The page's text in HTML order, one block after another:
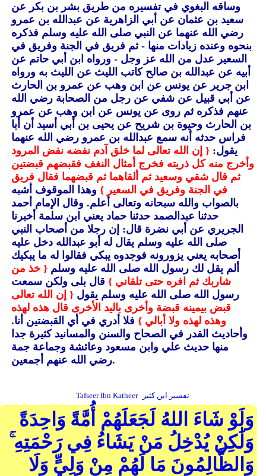
وساقه البغوي في تفسيره من طريق بشر بن بكر عن
سعيد بن عثمان عن أبي الزاهرية عن عبدالله بن عمرو
رضي الله عنهما عن النبي صلى الله عليه وسلم فذكره
بنحوه وعنده زيادات منها - ثم فريق في الجنة وفريق في
السعير عدل من الله عز وجل - ورواه ابن أبي حاتم عن
أبيه عن عبدالله بن صالح كاتب الليث عن الليث به ورواه
ابن جرير عن يونس عن ابن وهب عن عمرو بن الحارث
عن أبي قبيل عن شفي عن رجل من الصحابة رضي الله
عنهم فذكره ثم روى عن يونس عن ابن وهب عن عمرو
بن الحارث وحيوة بن شريح عن يحيى بن أبي أسيد أن أبا
فراس حدثه أنه سمع عبدالله بن عمرو رضي الله عنهما
يقول: { إن الله تعالى لما خلق آدم نفضه نفض المرود
وأخرج منه كل ذريته فخرج أمثال النغف فقبضهم قبضتين
ثم قال شقي وسعيد ثم ألقاهما ثم قبضهما فقال فريق
في الجنة وفريق في السعير }وهذا الموقوف أشبه
بالصواب والله سبحانه وتعالى أعلم.وقال الإمام أحمد
حدثنا عبدالصمد حدثنا حماد يعني ابن سلمة أخبرنا
الجريري عن أبي نضرة قال: إن رجلا من أصحاب النبي
صلى الله عليه وسلم يقال له أبو عبدالله دخل عليه
أصحابه يعني يزورونه فوجدوه يبكي فقالوا له ما يبكيك
ألم يقل لك رسول الله صلى الله عليه وسلم { خذ من
شاربك ثم افره حتى تلقاني }قال بلى ولكن سمعت
رسول الله صلى الله عليه وسلم يقول { إن الله تعالى
قبض بيمينه قبضة وأخرى باليد الأخرى قال هذه لهذه
وهذه لهذه ولا أبالي }فلا أدري في أي القبضتين أنا.
وأحاديث القدر في الصحاح والسنن والمسانيد كثيرة جدا
منها حديث علي وابن مسعود وعائشة وجماعة جمة
رضي الله عنهم أجمعين.
Tafseer Ibn Katheer تفسير ابن كثير
وَلَوْ شَاءَ اللهُ لَجَعَلَهُمْ أُمَّةً وَاحِدَةً
وَلَٰكِنْ يُدْخِلُ مَنْ يَشَاءُ فِي رَحْمَتِهِ ۚ
وَالظَّالِمُونَ مَا لَهُمْ مِنْ وَلِيٍّ وَلَا